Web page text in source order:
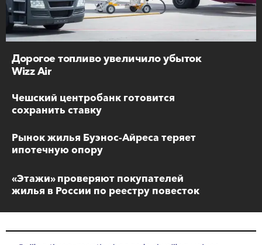
Дорогое топливо увеличило убыток
Wizz Air
Чешский центробанк готовится
сохранить ставку
Рынок жилья Буэнос-Айреса теряет
ипотечную опору
«Этажи» проверяют покупателей
жилья в России по реестру повесток